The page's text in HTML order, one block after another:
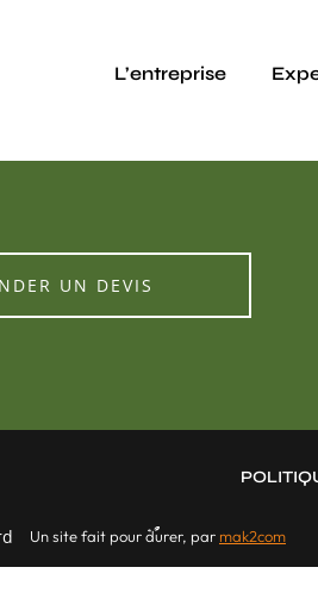
L’entreprise
UN DEVIS
Un site fait pourdurer, par mak2com